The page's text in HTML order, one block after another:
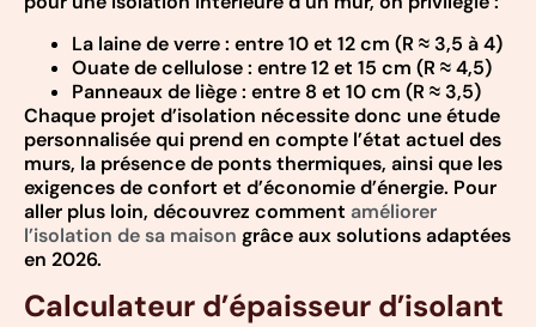
La laine de verre : entre 10 et 12 cm (R ≈ 3,5 à 4)
Ouate de cellulose : entre 12 et 15 cm (R ≈ 4,5)
Panneaux de liège : entre 8 et 10 cm (R ≈ 3,5)
Chaque projet d’isolation nécessite donc une étude
personnalisée qui prend en compte l’état actuel des
murs, la présence de ponts thermiques, ainsi que les
exigences de confort et d’économie d’énergie. Pour
aller plus loin, découvrez comment améliorer
l’isolation de sa maison grâce aux solutions adaptées
en 2026.
Calculateur d’épaisseur d’isolant